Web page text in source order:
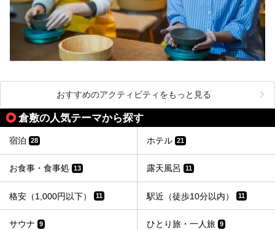
おすすめのアクティビティをもっと見る
倉敷の人気テーマから探す
宿泊 28 ホテル 21
お食事・食事処 13 露天風呂 11
格安（1,000円以下） 11 駅近（徒歩10分以内） 11
サウナ 9 ひとり旅・一人旅 9